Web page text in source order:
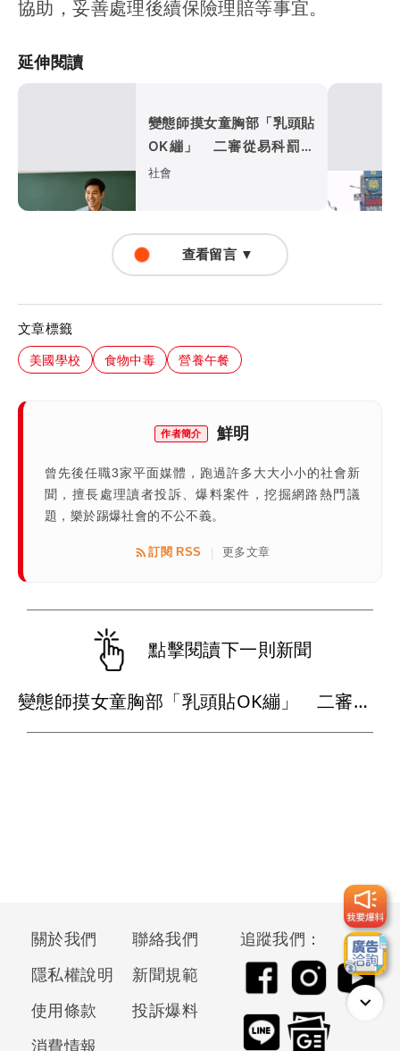
協助，妥善處理後續保險理賠等事宜。
延伸閱讀
變態師摸女童胸部「乳頭貼
OK繃」 二審從易科罰金
改判4年6月
社會
查看留言 ▼
文章標籤
美國學校 食物中毒 營養午餐
作者簡介 鮮明
曾先後任職3家平面媒體，跑過許多大大小小的社會新
聞，擅長處理讀者投訴、爆料案件，挖掘網路熱門議
題，樂於踢爆社會的不公不義。
訂閱 RSS 更多文章
點擊閱讀下一則新聞
變態師摸女童胸部「乳頭貼OK繃」 二審從易科罰金改判4年6月
關於我們
聯絡我們
隱私權說明
新聞規範
使用條款
投訴爆料
消費情報
追蹤我們：